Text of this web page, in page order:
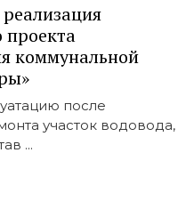
проекта
коммунальной
после
участок водовода,
...